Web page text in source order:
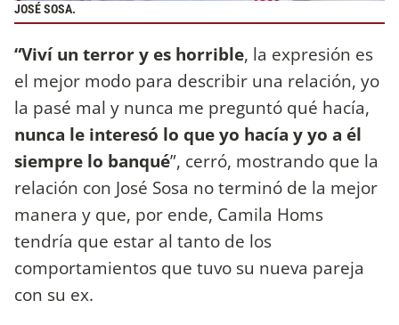
JOSÉ SOSA.
“Viví un terror y es horrible, la expresión es
el mejor modo para describir una relación, yo
la pasé mal y nunca me preguntó qué hacía,
nunca le interesó lo que yo hacía y yo a él
siempre lo banqué”, cerró, mostrando que la
relación con José Sosa no terminó de la mejor
manera y que, por ende, Camila Homs
tendría que estar al tanto de los
comportamientos que tuvo su nueva pareja
con su ex.